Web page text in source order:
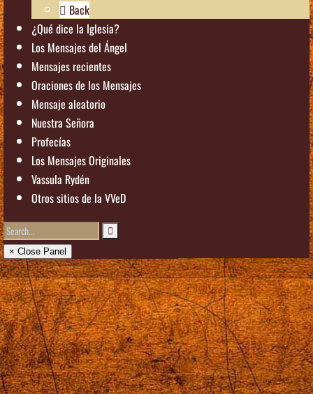
Back
¿Qué dice la Iglesia?
Los Mensajes del Ángel
Mensajes recientes
Oraciones de los Mensajes
Mensaje aleatorio
Nuestra Señora
Profecías
Los Mensajes Originales
Vassula Rydén
Otros sitios de la VVeD
× Close Panel